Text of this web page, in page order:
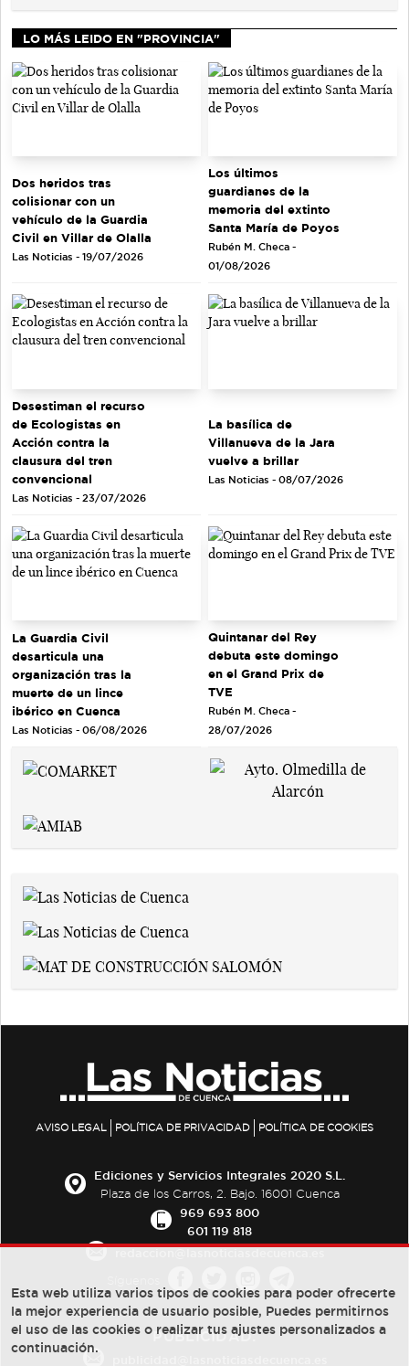
LO MÁS LEIDO EN "PROVINCIA"
Dos heridos tras
colisionar con un
vehículo de la Guardia
Civil en Villar de Olalla
Las Noticias - 19/07/2026
Los últimos
guardianes de la
memoria del extinto
Santa María de Poyos
Rubén M. Checa -
01/08/2026
Desestiman el recurso
de Ecologistas en
Acción contra la
clausura del tren
convencional
Las Noticias - 23/07/2026
La basílica de
Villanueva de la Jara
vuelve a brillar
Las Noticias - 08/07/2026
La Guardia Civil
desarticula una
organización tras la
muerte de un lince
ibérico en Cuenca
Las Noticias - 06/08/2026
Quintanar del Rey
debuta este domingo
en el Grand Prix de
TVE
Rubén M. Checa -
28/07/2026
AVISO LEGAL POLÍTICA DE PRIVACIDAD POLÍTICA DE COOKIES
Ediciones y Servicios Integrales 2020 S.L.
Plaza de los Carros, 2. Bajo. 16001 Cuenca
969 693 800
601 119 818
PUBLICIDAD:
Esta web utiliza varios tipos de cookies para poder ofrecerte
la mejor experiencia de usuario posible, Puedes permitirnos
el uso de las cookies o realizar tus ajustes personalizados a
continuación.